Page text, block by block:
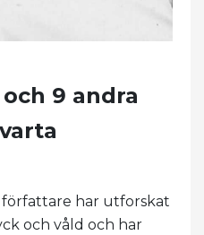
9 andra
författare har utforskat
och våld och har